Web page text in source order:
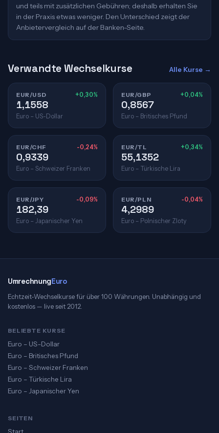
und teils mit zusätzlichen Gebühren; deshalb erhalten Sie
in der Praxis etwas weniger. Den Unterschied zeigt der
Anbietervergleich auf der Banken-Seite.
Verwandte Wechselkurse Alle Kurse →
EUR/USD +0,30%
1,1558
Euro – US-Dollar
EUR/GBP +0,04%
0,8567
Euro – Britisches Pfund
EUR/CHF -0,24%
0,9339
Euro – Schweizer Franken
EUR/TL +0,34%
55,1352
Euro – Türkische Lira
EUR/JPY -0,09%
182,39
Euro – Japanischer Yen
EUR/PLN -0,04%
4,2989
Euro – Polnischer Zloty
UmrechnungEuro
Echtzeit-Wechselkurse für über 100 Währungen. Unabhängig und
kostenlos — live seit 2012.
BELIEBTE KURSE
Euro – US-Dollar
Euro – Britisches Pfund
Euro – Schweizer Franken
Euro – Türkische Lira
Euro – Japanischer Yen
SEITEN